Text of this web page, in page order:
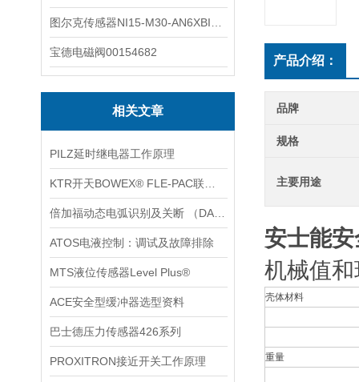
宝德电磁阀00154682
相关文章
PILZ延时继电器工作原理
ATOS电液控制：调试及故障排除
MTS液位传感器Level Plus®
ACE安全型缓冲器选型资料
巴士德压力传感器426系列
PROXITRON接近开关工作原理
产品介绍：
品牌
规格
主要用途
安士能
机械值
壳体材料
重量